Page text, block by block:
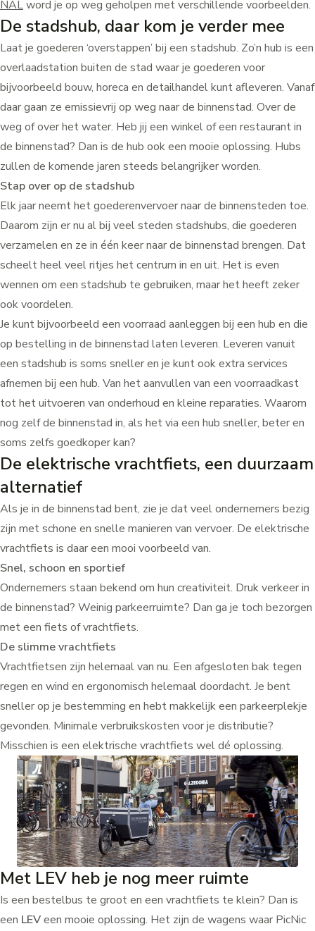
NALword je op weg geholpen met verschillende voorbeelden.
De stadshub, daar kom je verder mee
Laat je goederen ‘overstappen’ bij een stadshub. Zo’n hub is een
overlaadstation buiten de stad waar je goederen voor
bijvoorbeeld bouw, horeca en detailhandel kunt afleveren. Vanaf
daar gaan ze emissievrij op weg naar de binnenstad. Over de
weg of over het water. Heb jij een winkel of een restaurant in
de binnenstad? Dan is de hub ook een mooie oplossing. Hubs
zullen de komende jaren steeds belangrijker worden.
Stap over op de stadshub
Elk jaar neemt het goederenvervoer naar de binnensteden toe.
Daarom zijn er nu al bij veel steden stadshubs, die goederen
verzamelen en ze in één keer naar de binnenstad brengen. Dat
scheelt heel veel ritjes het centrum in en uit. Het is even
wennen om een stadshub te gebruiken, maar het heeft zeker
ook voordelen.
Je kunt bijvoorbeeld een voorraad aanleggen bij een hub en die
op bestelling in de binnenstad laten leveren. Leveren vanuit
een stadshub is soms sneller en je kunt ook extra services
afnemen bij een hub. Van het aanvullen van een voorraadkast
tot het uitvoeren van onderhoud en kleine reparaties. Waarom
nog zelf de binnenstad in, als het via een hub sneller, beter en
soms zelfs goedkoper kan?
De elektrische vrachtfiets, een duurzaam
alternatief
Als je in de binnenstad bent, zie je dat veel ondernemers bezig
zijn met schone en snelle manieren van vervoer. De elektrische
vrachtfiets is daar een mooi voorbeeld van.
Snel, schoon en sportief
Ondernemers staan bekend om hun creativiteit. Druk verkeer in
de binnenstad? Weinig parkeerruimte? Dan ga je toch bezorgen
met een fiets of vrachtfiets.
De slimme vrachtfiets
Vrachtfietsen zijn helemaal van nu. Een afgesloten bak tegen
regen en wind en ergonomisch helemaal doordacht. Je bent
sneller op je bestemming en hebt makkelijk een parkeerplekje
gevonden. Minimale verbruikskosten voor je distributie?
Misschien is een elektrische vrachtfiets wel dé oplossing.
Met LEV heb je nog meer ruimte
Is een bestelbus te groot en een vrachtfiets te klein? Dan is
een LEVeen mooie oplossing. Het zijn de wagens waar PicNic